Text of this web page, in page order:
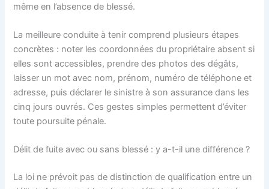
même en l’absence de blessé.
La meilleure conduite à tenir comprend plusieurs étapes
concrètes : noter les coordonnées du propriétaire absent si
elles sont accessibles, prendre des photos des dégâts,
laisser un mot avec nom, prénom, numéro de téléphone et
adresse, puis déclarer le sinistre à son assurance dans les
cinq jours ouvrés. Ces gestes simples permettent d’éviter
toute poursuite pénale.
Délit de fuite avec ou sans blessé : y a-t-il une différence ?
La loi ne prévoit pas de distinction de qualification entre un